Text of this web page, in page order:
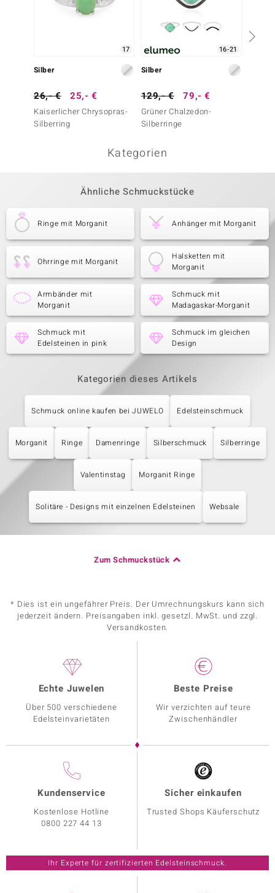
17
Silber
26,- € 25,- €
Kaiserlicher Chrysopras-
Silberring
16-21
Silber
129,- € 79,- €
Grüner Chalzedon-
Silberringe
Kategorien
Ähnliche Schmuckstücke
Ringe mit Morganit Anhänger mit Morganit
Ohrringe mit Morganit
Halsketten mit
Morganit
Armbänder mit
Morganit
Schmuck mit
Madagaskar-Morganit
Schmuck mit
Edelsteinen in pink
Schmuck im gleichen
Design
Kategorien dieses Artikels
Schmuck online kaufen bei JUWELO Edelsteinschmuck
Morganit Ringe Damenringe Silberschmuck Silberringe
Valentinstag Morganit Ringe
Solitäre - Designs mit einzelnen Edelsteinen Websale
Zum Schmuckstück
* Dies ist ein ungefährer Preis. Der Umrechnungskurs kann sich
jederzeit ändern. Preisangaben inkl. gesetzl. MwSt. und zzgl.
Versandkosten.
Echte Juwelen
Über 500 verschiedene
Edelsteinvarietäten
Beste Preise
Wir verzichten auf teure
Zwischenhändler
Kundenservice
Kostenlose Hotline
0800 227 44 13
Sicher einkaufen
Trusted Shops Käuferschutz
Ihr Experte für zertifizierten Edelsteinschmuck.